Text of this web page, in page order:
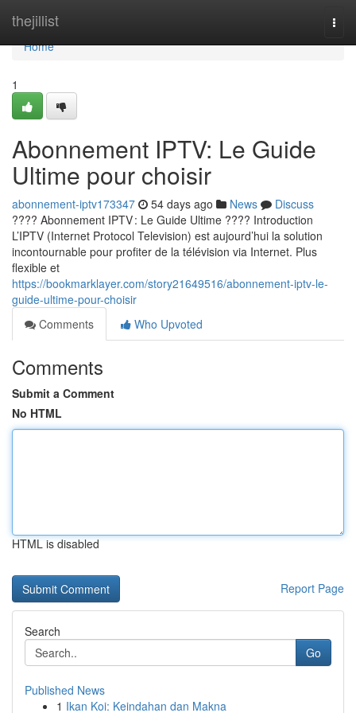
thejillist
Home
Home
1
Abonnement IPTV: Le Guide
Ultime pour choisir
abonnement-iptv173347 54 days ago News
Discuss
???? Abonnement IPTV : Le Guide Ultime ???? Introduction
L’IPTV (Internet Protocol Television) est aujourd’hui la solution
incontournable pour profiter de la télévision via Internet. Plus
flexible et
https://bookmarklayer.com/story21649516/abonnement-iptv-le-
guide-ultime-pour-choisir
Comments
Who Upvoted
Comments
Submit a Comment
No HTML
HTML is disabled
Report Page
Search
Go
Published News
1 Ikan Koi: Keindahan dan Makna